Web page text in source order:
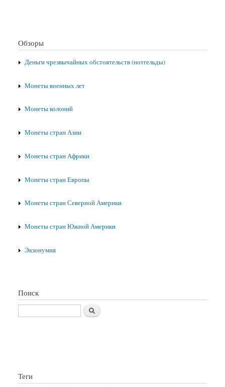
Обзоры
Деньги чрезвычайных обстоятельств (нотгельды)
Монеты военных лет
Монеты колоний
Монеты стран Азии
Монеты стран Африки
Монеты стран Европы
Монеты стран Северной Америки
Монеты стран Южной Америки
Экзонумия
Поиск
Теги